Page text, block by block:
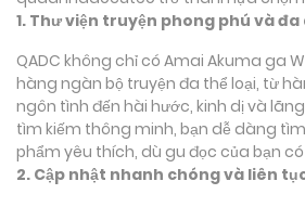
1. Thư viện truyện phong phú và đa
QADC không chỉ có Amai Akuma ga
hàng ngàn bộ truyện đa thể loại, từ
ngôn tình đến hài hước, kinh dị và
tìm kiếm thông minh, bạn dễ dàng
phẩm yêu thích, dù gu đọc của bạn
2. Cập nhật nhanh chóng và liên